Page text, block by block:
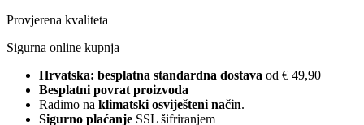
Provjerena kvaliteta
Sigurna online kupnja
Hrvatska: besplatna standardna dostava od € 49,90
Besplatni povrat proizvoda
Radimo na klimatski osviješteni način.
Sigurno plaćanje SSL šifriranjem